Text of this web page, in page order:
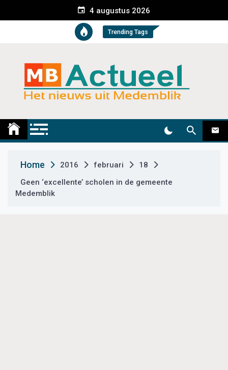
e
t
4 augustus 2026
Trending Tags
Medemblik Actueel
Home 2016 februari
18
Geen ‘excellente’ scholen in de gemeente
Medemblik